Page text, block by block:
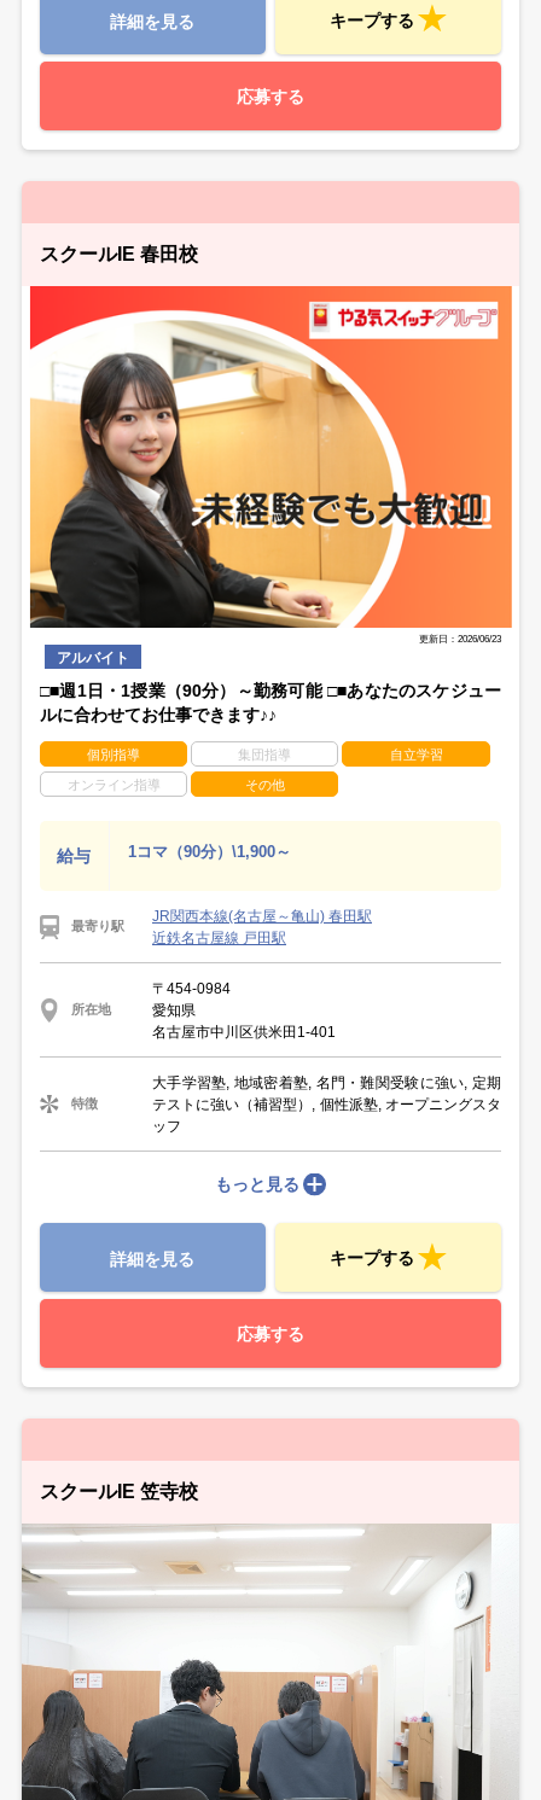
詳細を見る キープする
応募する
スクールIE 春田校
更新日：2026/06/23
アルバイト
□■週1日・1授業（90分）～勤務可能 □■あなたのスケジュー
ルに合わせてお仕事できます♪♪
個別指導 集団指導 自立学習
オンライン指導 その他
給与 1コマ（90分）\1,900～
最寄り駅
JR関西本線(名古屋～亀山) 春田駅
近鉄名古屋線 戸田駅
所在地
〒454-0984
愛知県
名古屋市中川区供米田1-401
特徴
大手学習塾, 地域密着塾, 名門・難関受験に強い, 定期
テストに強い（補習型）, 個性派塾, オープニングスタ
ッフ
もっと見る
詳細を見る キープする
応募する
スクールIE 笠寺校